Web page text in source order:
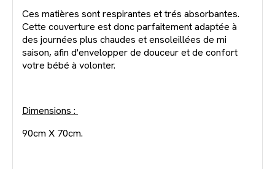
Ces matières sont respirantes et trés absorbantes.
Cette couverture est donc parfaitement adaptée à
des journées plus chaudes et ensoleillées de mi
saison, afin d'envelopper de douceur et de confort
votre bébé à volonter.
Dimensions :
90cm X 70cm.